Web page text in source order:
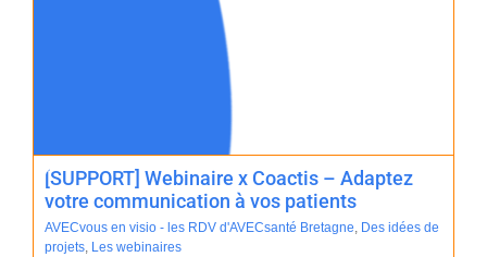
[SUPPORT] Webinaire x Coactis – Adaptez
votre communication à vos patients
AVECvous en visio - les RDV d'AVECsanté Bretagne, Des idées de
projets, Les webinaires